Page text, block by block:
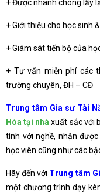
+ Được nhanh chóng lấy
+ Giới thiệu cho học sinh
+ Giám sát tiến bộ của
+ Tư vấn miễn phí các
trường chuyên, ĐH – CĐ
Trung tâm Gia sư Tài
Hóa tại nhà xuất sắc với
tình với nghề, nhận
học viên cũng như các
Hãy đến với Trung tâm
một chương trình dạy